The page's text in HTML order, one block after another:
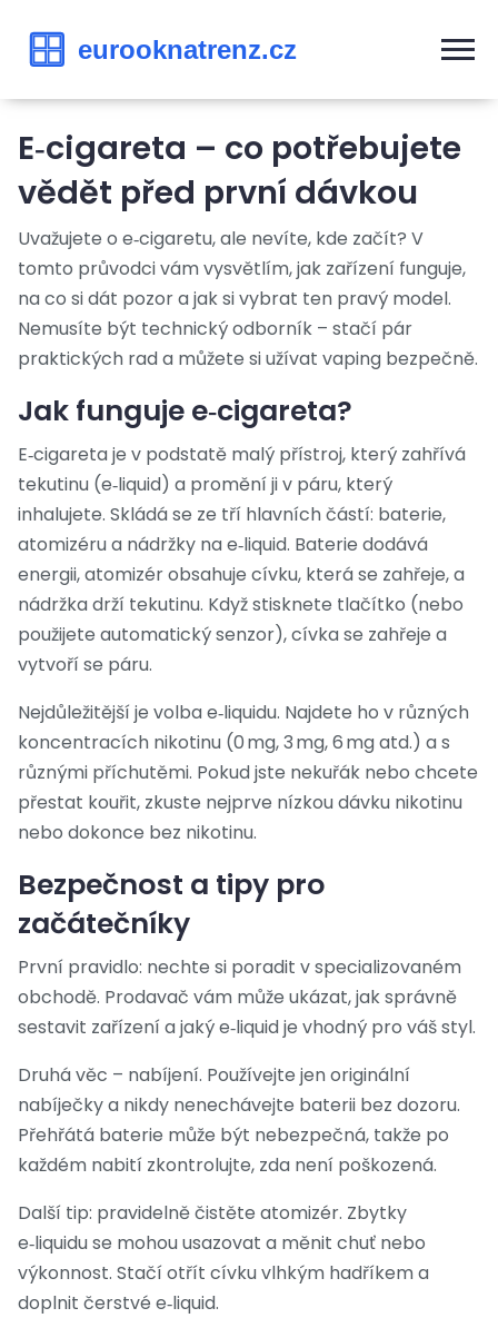
E‑cigareta – co potřebujete
vědět před první dávkou
Uvažujete o e‑cigaretu, ale nevíte, kde začít? V
tomto průvodci vám vysvětlím, jak zařízení funguje,
na co si dát pozor a jak si vybrat ten pravý model.
Nemusíte být technický odborník – stačí pár
praktických rad a můžete si užívat vaping bezpečně.
Jak funguje e‑cigareta?
E‑cigareta je v podstatě malý přístroj, který zahřívá
tekutinu (e‑liquid) a promění ji v páru, který
inhalujete. Skládá se ze tří hlavních částí: baterie,
atomizéru a nádržky na e‑liquid. Baterie dodává
energii, atomizér obsahuje cívku, která se zahřeje, a
nádržka drží tekutinu. Když stisknete tlačítko (nebo
použijete automatický senzor), cívka se zahřeje a
vytvoří se páru.
Nejdůležitější je volba e‑liquidu. Najdete ho v různých
koncentracích nikotinu (0 mg, 3 mg, 6 mg atd.) a s
různými příchutěmi. Pokud jste nekuřák nebo chcete
přestat kouřit, zkuste nejprve nízkou dávku nikotinu
nebo dokonce bez nikotinu.
Bezpečnost a tipy pro
začátečníky
První pravidlo: nechte si poradit v specializovaném
obchodě. Prodavač vám může ukázat, jak správně
sestavit zařízení a jaký e‑liquid je vhodný pro váš styl.
Druhá věc – nabíjení. Používejte jen originální
nabíječky a nikdy nenechávejte baterii bez dozoru.
Přehřátá baterie může být nebezpečná, takže po
každém nabití zkontrolujte, zda není poškozená.
Další tip: pravidelně čistěte atomizér. Zbytky
e‑liquidu se mohou usazovat a měnit chuť nebo
výkonnost. Stačí otřít cívku vlhkým hadříkem a
doplnit čerstvé e‑liquid.